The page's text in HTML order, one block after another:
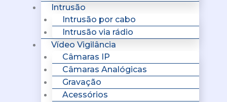
Intrusão
Intrusão por cabo
Intrusão via rádio
Vídeo Vigilância
Câmaras IP
Câmaras Analógicas
Gravação
Acessórios